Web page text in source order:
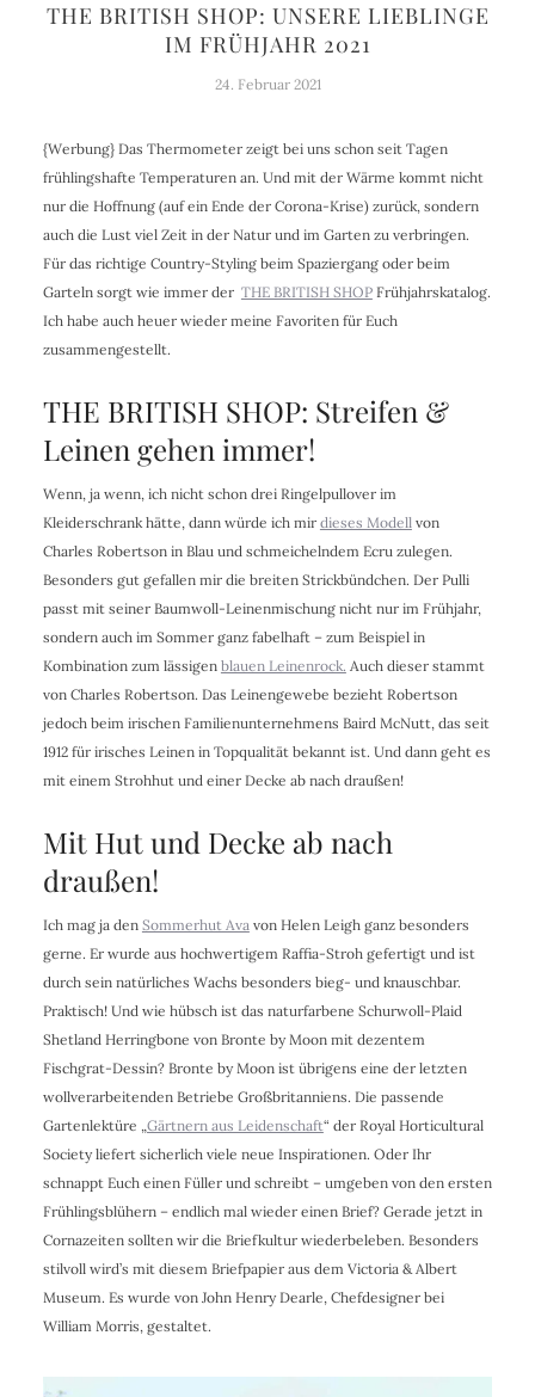
THE BRITISH SHOP: UNSERE LIEBLINGE
IM FRÜHJAHR 2021
24. Februar 2021
{Werbung} Das Thermometer zeigt bei uns schon seit Tagen
frühlingshafte Temperaturen an. Und mit der Wärme kommt nicht
nur die Hoffnung (auf ein Ende der Corona-Krise) zurück, sondern
auch die Lust viel Zeit in der Natur und im Garten zu verbringen.
Für das richtige Country-Styling beim Spaziergang oder beim
Garteln sorgt wie immer der THE BRITISH SHOPFrühjahrskatalog.
Ich habe auch heuer wieder meine Favoriten für Euch
zusammengestellt.
THE BRITISH SHOP: Streifen &
Leinen gehen immer!
Wenn, ja wenn, ich nicht schon drei Ringelpullover im
Kleiderschrank hätte, dann würde ich mir dieses Modellvon
Charles Robertsonin Blau und schmeichelndem Ecru zulegen.
Besonders gut gefallen mir die breiten Strickbündchen. Der Pulli
passt mit seiner Baumwoll-Leinenmischung nicht nur im Frühjahr,
sondern auch im Sommer ganz fabelhaft – zum Beispiel in
Kombination zum lässigen blauen Leinenrock. Auch dieser stammt
von Charles Robertson. Das Leinengewebe bezieht Robertson
jedoch beim irischen Familienunternehmens Baird McNutt, das seit
1912 für irisches Leinen in Topqualität bekannt ist. Und dann geht es
mit einem Strohhut und einer Decke ab nach draußen!
Mit Hut und Decke ab nach
draußen!
Ich mag ja den Sommerhut Avavon Helen Leigh ganz besonders
gerne. Er wurde aus hochwertigem Raffia-Stroh gefertigt und ist
durch sein natürliches Wachs besonders bieg- und knauschbar.
Praktisch! Und wie hübsch ist das naturfarbene Schurwoll-Plaid
Shetland Herringbone von Bronte by Moon mit dezentem
Fischgrat-Dessin? Bronte by Moon ist übrigens eine der letzten
wollverarbeitenden Betriebe Großbritanniens. Die passende
Gartenlektüre „Gärtnern aus Leidenschaft“ der Royal Horticultural
Society liefert sicherlich viele neue Inspirationen. Oder Ihr
schnappt Euch einen Füller und schreibt – umgeben von den ersten
Frühlingsblühern – endlich mal wieder einen Brief? Gerade jetzt in
Cornazeiten sollten wir die Briefkultur wiederbeleben. Besonders
stilvoll wird’s mit diesem Briefpapier aus dem Victoria & Albert
Museum. Es wurde von John Henry Dearle, Chefdesigner bei
William Morris, gestaltet.